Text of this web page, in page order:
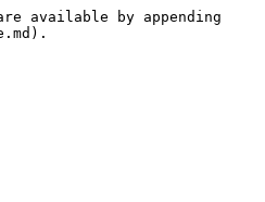
available by appending